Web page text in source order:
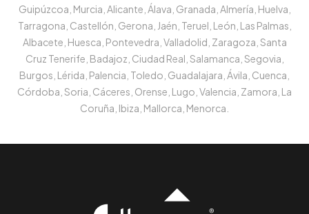
Guipúzcoa, Murcia, Alicante, Álava, Granada, Almería, Huelva,
Tarragona, Castellón, Gerona, Jaén, Teruel, León, Las Palmas,
Albacete, Huesca, Pontevedra, Valladolid, Zaragoza, Santa
Cruz Tenerife, Badajoz, Ciudad Real, Salamanca, Segovia,
Burgos, Lérida, Palencia, Toledo, Guadalajara, Ávila, Cuenca,
Córdoba, Soria, Cáceres, Orense, Lugo, Valencia, Zamora, La
Coruña, Ibiza, Mallorca, Menorca.